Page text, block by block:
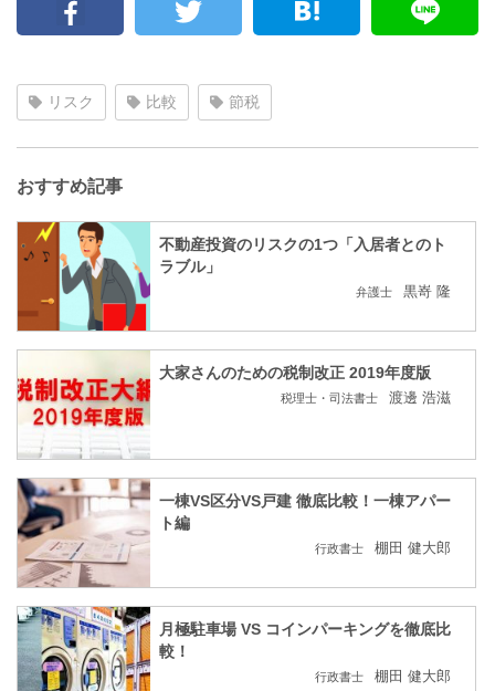
リスク 比較 節税
おすすめ記事
不動産投資のリスクの1つ「入居者とのト
ラブル」
弁護士 黒嵜 隆
大家さんのための税制改正 2019年度版
税理士・司法書士 渡邊 浩滋
一棟VS区分VS戸建 徹底比較！一棟アパー
ト編
行政書士 棚田 健大郎
月極駐車場 VS コインパーキングを徹底比
較！
行政書士 棚田 健大郎